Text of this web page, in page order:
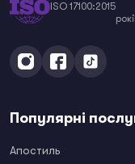
ISO 17100:2015
Популярні
Апостиль